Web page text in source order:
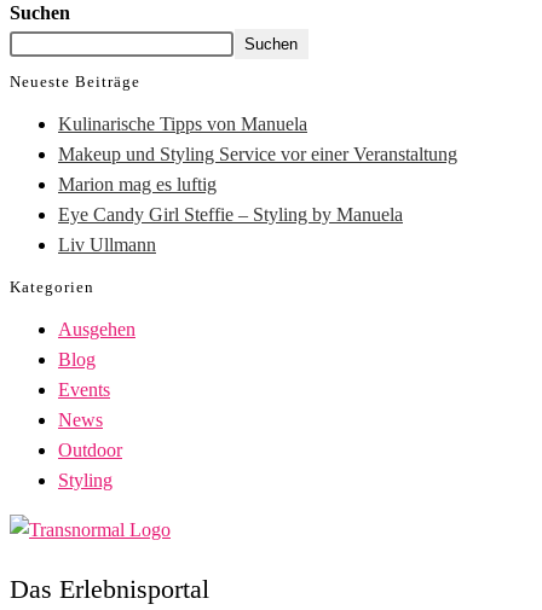
Suchen
Suchen
Neueste Beiträge
Kulinarische Tipps von Manuela
Makeup und Styling Service vor einer Veranstaltung
Marion mag es luftig
Eye Candy Girl Steffie – Styling by Manuela
Liv Ullmann
Kategorien
Ausgehen
Blog
Events
News
Outdoor
Styling
Das Erlebnisportal